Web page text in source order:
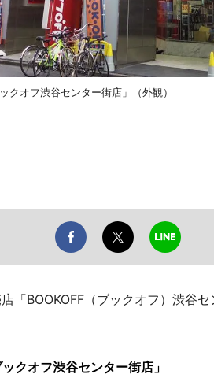
クオフ渋谷センター街店」（外観）
「BOOKOFF（ブックオフ）渋谷セ
クオフ渋谷センター街店」